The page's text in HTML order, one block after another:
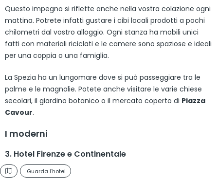
Questo impegno si riflette anche nella vostra colazione ogni
mattina. Potrete infatti gustare i cibi locali prodotti a pochi
chilometri dal vostro alloggio. Ogni stanza ha mobili unici
fatti con materiali riciclati e le camere sono spaziose e ideali
per una coppia o una famiglia.
La Spezia ha un lungomare dove si può passeggiare tra le
palme e le magnolie. Potete anche visitare le varie chiese
secolari, il giardino botanico o il mercato coperto di Piazza
Cavour.
I moderni
3. Hotel Firenze e Continentale
Guarda l'hotel